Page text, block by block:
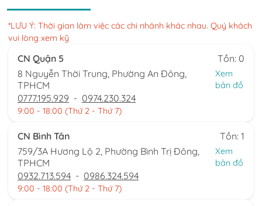
*LƯU Ý: Thời gian làm việc các chi nhánh khác nhau. Quý khách
vui lòng xem kỹ
CN Quận 5
Tồn: 0
8 Nguyễn Thời Trung, Phường An Đông,
TPHCM
Xem
bản đồ
0777.195.929 - 0974.230.324
9:00 - 18:00 (Thứ 2 - Thứ 7)
CN Bình Tân
Tồn: 1
759/3A Hương Lộ 2, Phường Bình Trị Đông,
TPHCM
Xem
bản đồ
0932.713.594 - 0986.324.594
9:00 - 18:00 (Thứ 2 - Thứ 7)